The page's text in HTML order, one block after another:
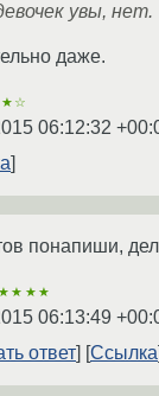
увы, нет.
даже.
06:12:32
понапиши,
06:13:49
ответ
Ссылка